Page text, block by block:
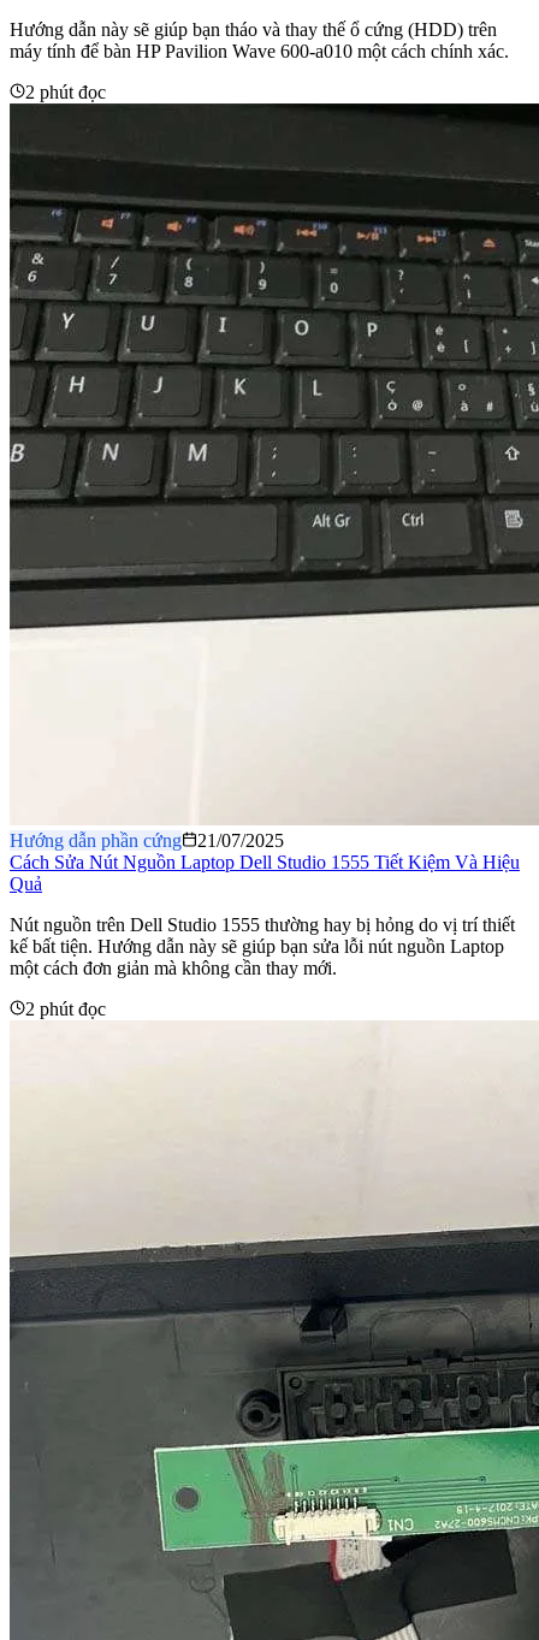
Hướng dẫn này sẽ giúp bạn tháo và thay thế ổ cứng (HDD) trên
máy tính để bàn HP Pavilion Wave 600-a010 một cách chính xác.
2 phút đọc
Hướng dẫn phần cứng
21/07/2025
Cách Sửa Nút Nguồn Laptop Dell Studio 1555 Tiết Kiệm Và Hiệu
Quả
Nút nguồn trên Dell Studio 1555 thường hay bị hỏng do vị trí thiết
kế bất tiện. Hướng dẫn này sẽ giúp bạn sửa lỗi nút nguồn Laptop
một cách đơn giản mà không cần thay mới.
2 phút đọc